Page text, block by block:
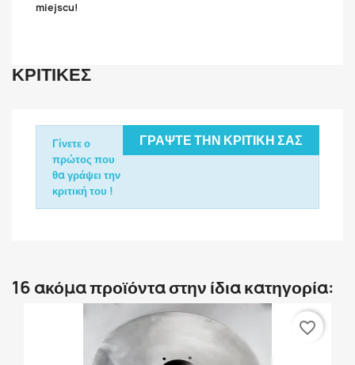
miejscu!
ΚΡΙΤΙΚΈΣ
ΓΡΆΨΤΕ ΤΗΝ ΚΡΙΤΙΚΉ ΣΑΣ
Γίνετε ο
πρώτος που
θα γράψει την
κριτική του !
16 ακόμα προϊόντα στην ίδια κατηγορία:
favorite_border